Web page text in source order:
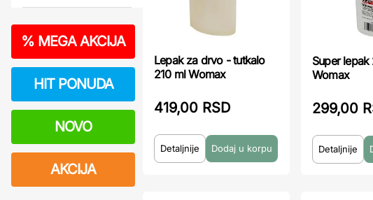
% MEGA AKCIJA
HIT PONUDA
NOVO
AKCIJA
Lepak za drvo - tutkalo
210 ml Womax
419,00 RSD
Detaljnije
Super
Womax
299,00
Detaljnije